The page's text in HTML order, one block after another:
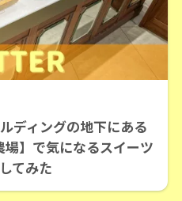
ディングの地下にある
場】で気になるスイーツ
てみた